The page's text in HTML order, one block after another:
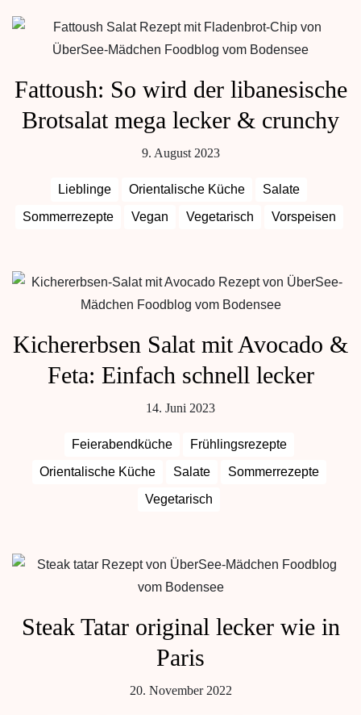
Fattoush: So wird der libanesische
Brotsalat mega lecker & crunchy
9. August 2023
Lieblinge Orientalische Küche
Salate
Sommerrezepte
Vegan Vegetarisch Vorspeisen
Kichererbsen Salat mit Avocado &
Feta: Einfach schnell lecker
14. Juni 2023
Feierabendküche
Frühlingsrezepte
Orientalische Küche
Salate
Sommerrezepte
Vegetarisch
Steak Tatar original lecker wie in
Paris
20. November 2022